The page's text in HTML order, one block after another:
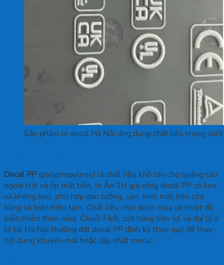
Sản phẩm in decal Hà Nội ứng dụng chất liệu trong
Decal PP(polypropylene) là chất liệu khổ lớn cho quảng cáo
ngoài trời và ốp mặt tiền. In Ấn 2H gia công decal PP có keo
và không keo, phù hợp dán tường, sàn, kính mặt tiền cửa
hàng và biển hiệu tạm. Chất liệu chịu được mưa và nhiệt độ
biến thiên theo mùa. Chuỗi F&B, cửa hàng tiện lợi và đại lý ô
tô tại Hà Nội thường đặt decal PP định kỳ theo quý để thay
nội dung khuyến mãi hoặc cập nhật menu.